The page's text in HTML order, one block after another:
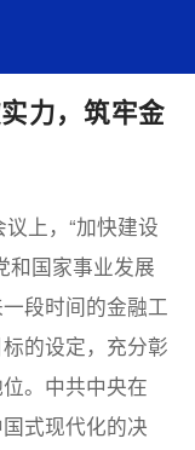
力，筑牢金
上，“加快建设
和国家事业发展
段时间的金融工
的设定，充分彰
。中共中央在
式现代化的决